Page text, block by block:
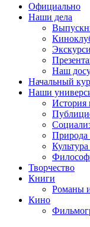
Официально
Наши дела
Наш
Начальный
Наши
История
Природа
Творчество
Книги
Романы
Кино